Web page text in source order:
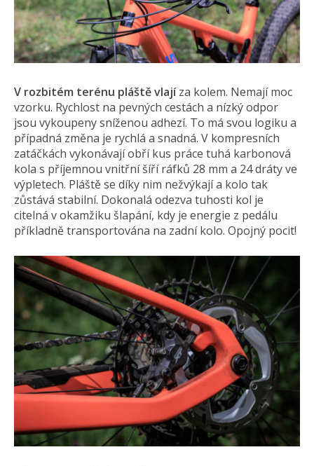
V rozbitém terénu pláště vlajíza kolem. Nemají moc
vzorku. Rychlost na pevných cestách a nízký odpor
jsou vykoupeny sníženou adhezí. To má svou logiku a
případná změna je rychlá a snadná. V kompresních
zatáčkách vykonávají obří kus práce tuhá karbonová
kola s příjemnou vnitřní šíří ráfků 28 mm a 24 dráty ve
výpletech. Pláště se díky nim nežvýkají a kolo tak
zůstává stabilní. Dokonalá odezva tuhosti kol je
citelná v okamžiku šlapání, kdy je energie z pedálu
příkladně transportována na zadní kolo. Opojný pocit!